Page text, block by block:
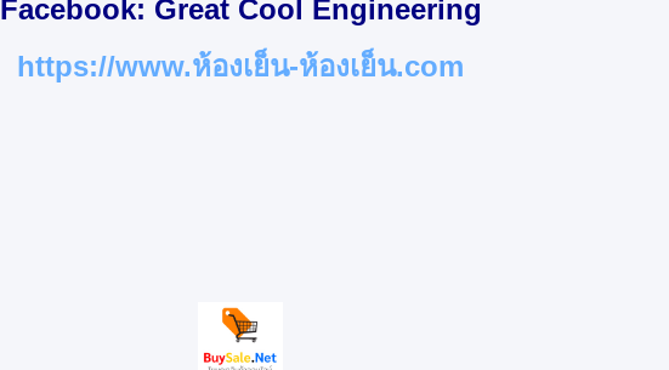
Facebook: Great Cool Engineering
https://www.ห้องเย็น-ห้องเย็น.com